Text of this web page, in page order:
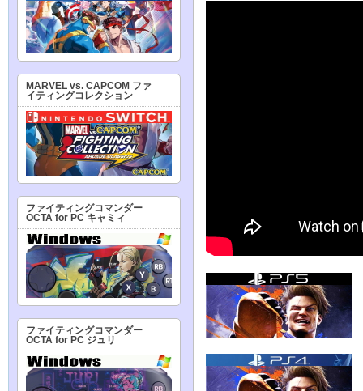
MARVEL vs. CAPCOM ファ
イティングコレクション
ファイティングコマンダー
OCTA for PC キャミィ
ファイティングコマンダー
OCTA for PC ジュリ